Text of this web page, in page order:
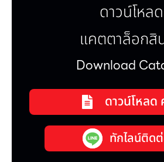
ดาวน์โหลด
แคตตาล็อกสิ
Download
ดาวน์โหลด
ทักไลน์ติดต่